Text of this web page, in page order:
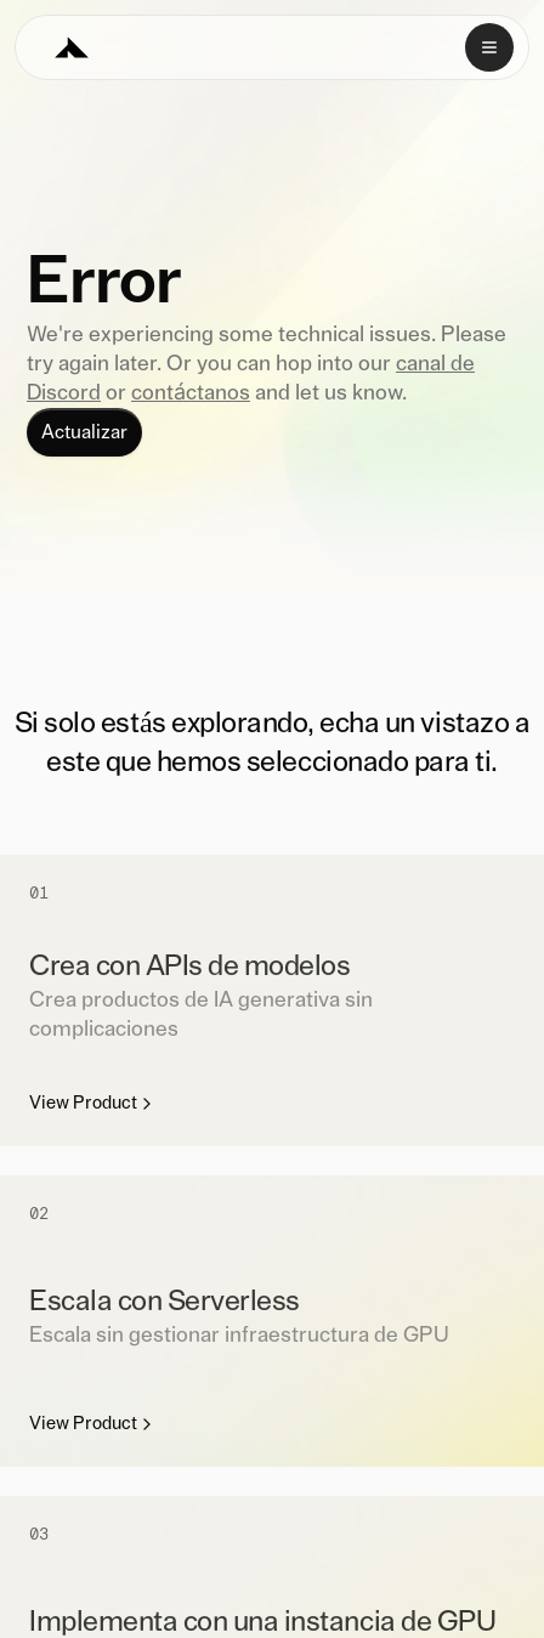
Error
We're experiencing some technical issues. Please
try again later. Or you can hop into our canal de
Discord or contáctanos and let us know.
Actualizar
Si solo estás explorando, echa un vistazo a
este que hemos seleccionado para ti.
01
Crea con APIs de modelos
Crea productos de IA generativa sin
complicaciones
View Product
02
Escala con Serverless
Escala sin gestionar infraestructura de GPU
View Product
03
Implementa con una instancia de GPU